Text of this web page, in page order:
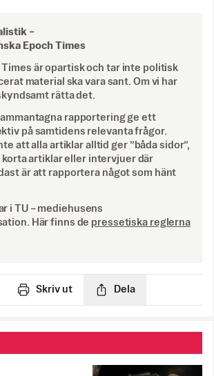
–
Epoch Times
Times är opartisk och tar inte politisk
material ska vara sant. Om vi har
rätta det.
rapportering ge ett
på samtidens relevanta frågor.
att alla artiklar alltid ger ”båda sidor”,
artiklar eller intervjuer där
är att rapportera något som hänt
i TU – mediehusens
Här finns de pressetiska reglerna
Skriv ut Dela